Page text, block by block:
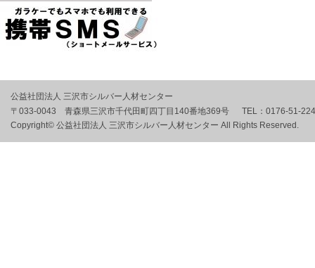
公益社団法人 三沢市シルバー人材センター
〒033-0043 青森県三沢市千代田町四丁目140番地369号
TEL： 0176-51-
Copyright© 公益社団法人 三沢市シルバー人材センター All Rights Reserved.